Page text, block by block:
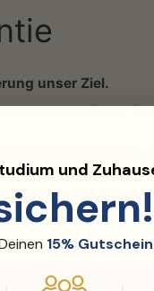
unser Ziel.
oder in der
kostenlos –
du dein
und
15% Gutschein